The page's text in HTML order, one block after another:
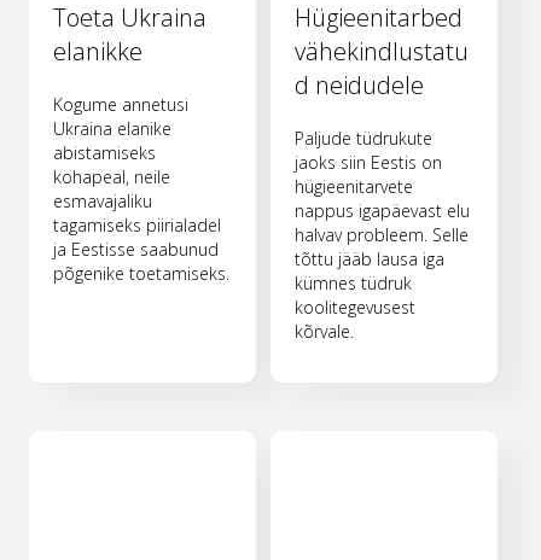
Toeta Ukraina
elanikke
Kogume annetusi
Ukraina elanike
abistamiseks
kohapeal, neile
esmavajaliku
tagamiseks piirialadel
ja Eestisse saabunud
põgenike toetamiseks.
Hügieenitarbed
vähekindlustatu
d neidudele
Paljude tüdrukute
jaoks siin Eestis on
hügieenitarvete
nappus igapäevast elu
halvav probleem. Selle
tõttu jääb lausa iga
kümnes tüdruk
koolitegevusest
kõrvale.